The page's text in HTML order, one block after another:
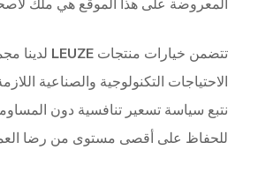
المعروضة على هذا الموقع هي ملك
تتضمن خيارات منتجات LEUZE لدينا
الاحتياجات التكنولوجية والصناعية
نتبع سياسة تسعير تنافسية دون
للحفاظ على أقصى مستوى من رضا